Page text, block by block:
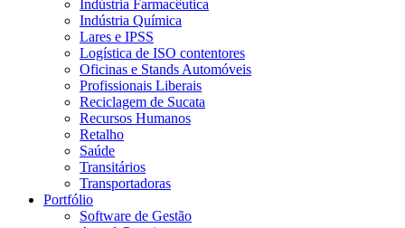
Indústria Farmacêutica
Indústria Química
Lares e IPSS
Logística de ISO contentores
Oficinas e Stands Automóveis
Profissionais Liberais
Reciclagem de Sucata
Recursos Humanos
Retalho
Saúde
Transitários
Transportadoras
Portfólio
Software de Gestão